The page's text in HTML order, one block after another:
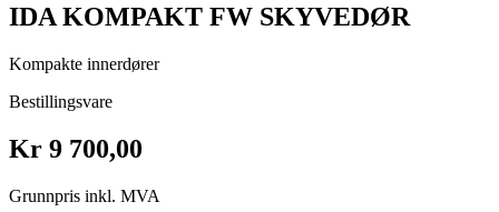
IDA KOMPAKT FW SKYVEDØR
Kompakte innerdører
Bestillingsvare
Kr 9 700,00
Grunnpris inkl. MVA